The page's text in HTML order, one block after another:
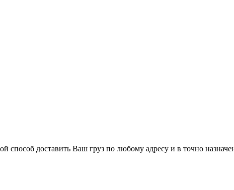
способ доставить Ваш груз по любому адресу и в точно